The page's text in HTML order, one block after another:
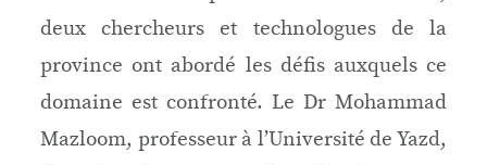
deux chercheurs et technologues de la
province ont abordé les défis auxquels ce
domaine est confronté. Le Dr Mohammad
Mazloom, professeur à l’Université de Yazd,